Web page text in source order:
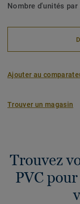
Nombre d'unités par
Ajouter au
Trouver un magasin
Trouvez
PVC